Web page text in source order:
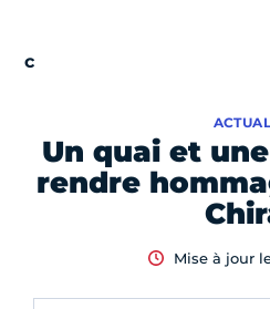
Un quai et
rendre
Mise à jour